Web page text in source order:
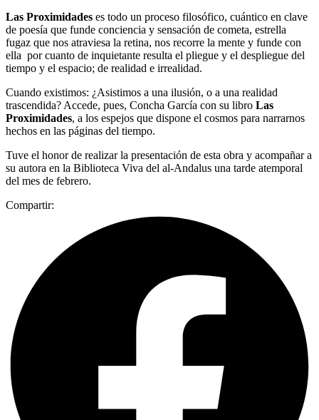
Las Proximidades es todo un proceso filosófico, cuántico en clave
de poesía que funde conciencia y sensación de cometa, estrella
fugaz que nos atraviesa la retina, nos recorre la mente y funde con
ella por cuanto de inquietante resulta el pliegue y el despliegue del
tiempo y el espacio; de realidad e irrealidad.
Cuando existimos: ¿Asistimos a una ilusión, o a una realidad
trascendida? Accede, pues, Concha García con su libro Las
Proximidades, a los espejos que dispone el cosmos para narrarnos
hechos en las páginas del tiempo.
Tuve el honor de realizar la presentación de esta obra y acompañar a
su autora en la Biblioteca Viva del al-Andalus una tarde atemporal
del mes de febrero.
Compartir: